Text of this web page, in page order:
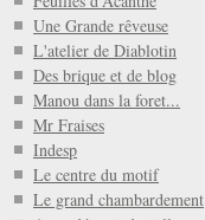
Une Grande rêveuse
L'atelier de Diablotin
Des brique et de blog
Manou dans la foret...
Mr Fraises
Indesp
Le centre du motif
Le grand chambardement